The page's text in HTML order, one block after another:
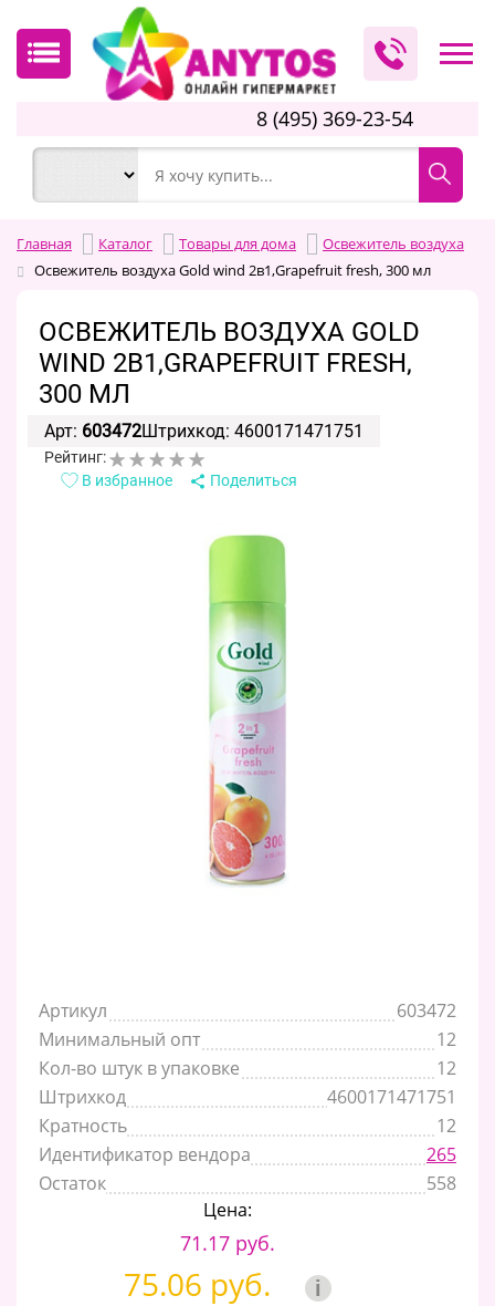
8 (495) 369-23-54
Главная Каталог Товары для дома
Освежитель воздуха
Освежитель воздуха Gold wind 2в1,Grapefruit fresh, 300 мл
ОСВЕЖИТЕЛЬ ВОЗДУХА GOLD
WIND 2В1,GRAPEFRUIT FRESH,
300 МЛ
Арт: 603472Штрихкод: 4600171471751
Рейтинг:
В избранное
Поделиться
Артикул
603472
Минимальный опт
12
Кол-во штук в упаковке
12
Штрихкод
4600171471751
Кратность
12
Идентификатор вендора
265
Остаток
558
Цена:
71.17 руб.
75.06 руб. i